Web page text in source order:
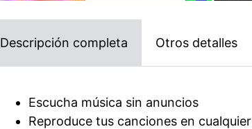
Descripción completa Otros detalles
Escucha música sin anuncios
Reproduce tus canciones en